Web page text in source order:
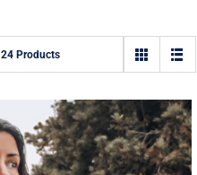
24 Products